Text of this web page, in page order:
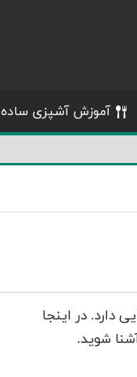
آموزش آشپزی ساده
دارد. در اینجا
شوید.